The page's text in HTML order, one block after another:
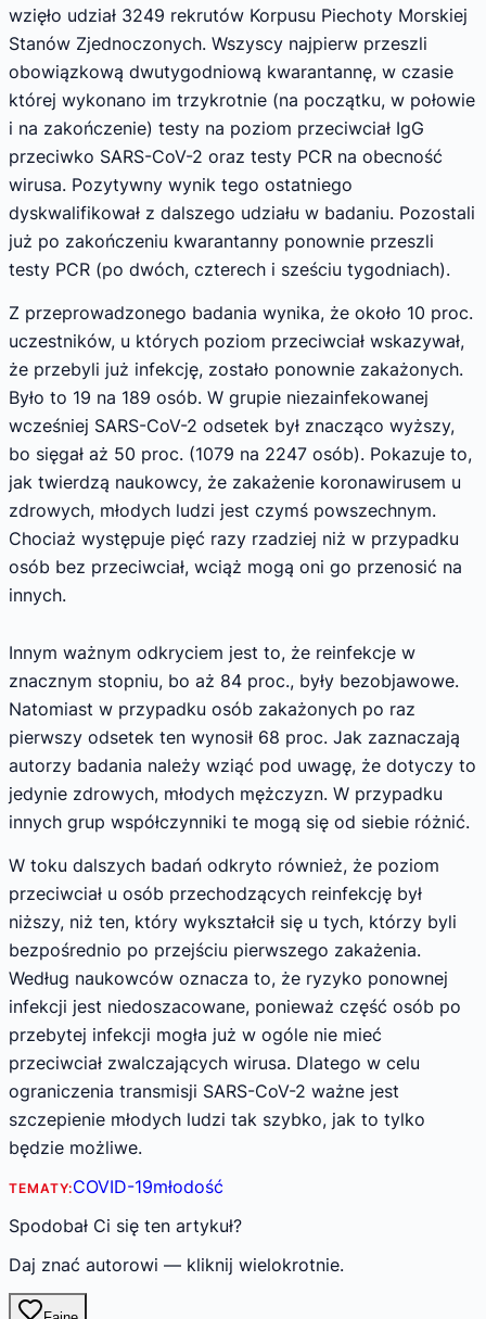
wzięło udział 3249 rekrutów Korpusu Piechoty Morskiej
Stanów Zjednoczonych. Wszyscy najpierw przeszli
obowiązkową dwutygodniową kwarantannę, w czasie
której wykonano im trzykrotnie (na początku, w połowie
i na zakończenie) testy na poziom przeciwciał IgG
przeciwko SARS-CoV-2 oraz testy PCR na obecność
wirusa. Pozytywny wynik tego ostatniego
dyskwalifikował z dalszego udziału w badaniu. Pozostali
już po zakończeniu kwarantanny ponownie przeszli
testy PCR (po dwóch, czterech i sześciu tygodniach).
Z przeprowadzonego badania wynika, że około 10 proc.
uczestników, u których poziom przeciwciał wskazywał,
że przebyli już infekcję, zostało ponownie zakażonych.
Było to 19 na 189 osób. W grupie niezainfekowanej
wcześniej SARS-CoV-2 odsetek był znacząco wyższy,
bo sięgał aż 50 proc. (1079 na 2247 osób). Pokazuje to,
jak twierdzą naukowcy, że zakażenie koronawirusem u
zdrowych, młodych ludzi jest czymś powszechnym.
Chociaż występuje pięć razy rzadziej niż w przypadku
osób bez przeciwciał, wciąż mogą oni go przenosić na
innych.
Innym ważnym odkryciem jest to, że reinfekcje w
znacznym stopniu, bo aż 84 proc., były bezobjawowe.
Natomiast w przypadku osób zakażonych po raz
pierwszy odsetek ten wynosił 68 proc. Jak zaznaczają
autorzy badania należy wziąć pod uwagę, że dotyczy to
jedynie zdrowych, młodych mężczyzn. W przypadku
innych grup współczynniki te mogą się od siebie różnić.
W toku dalszych badań odkryto również, że poziom
przeciwciał u osób przechodzących reinfekcję był
niższy, niż ten, który wykształcił się u tych, którzy byli
bezpośrednio po przejściu pierwszego zakażenia.
Według naukowców oznacza to, że ryzyko ponownej
infekcji jest niedoszacowane, ponieważ część osób po
przebytej infekcji mogła już w ogóle nie mieć
przeciwciał zwalczających wirusa. Dlatego w celu
ograniczenia transmisji SARS-CoV-2 ważne jest
szczepienie młodych ludzi tak szybko, jak to tylko
będzie możliwe.
TEMATY:COVID-19młodość
Spodobał Ci się ten artykuł?
Daj znać autorowi — kliknij wielokrotnie.